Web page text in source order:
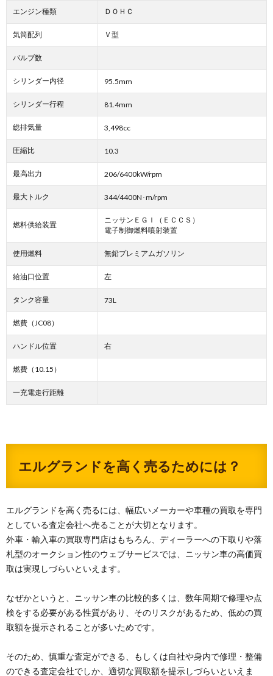
エンジン種類 ＤＯＨＣ
気筒配列 Ｖ型
バルブ数
シリンダー内径 95.5mm
シリンダー行程 81.4mm
総排気量 3,498cc
圧縮比 10.3
最高出力 206/6400kW/rpm
最大トルク 344/4400N･m/rpm
燃料供給装置
ニッサンＥＧＩ（ＥＣＣＳ）
電子制御燃料噴射装置
使用燃料 無鉛プレミアムガソリン
給油口位置 左
タンク容量 73L
燃費（JC08）
ハンドル位置 右
燃費（10.15）
一充電走行距離
エルグランドを高く売るためには？
エルグランドを高く売るには、幅広いメーカーや車種の買取を専門
としている査定会社へ売ることが大切となります。
外車・輸入車の買取専門店はもちろん、ディーラーへの下取りや落
札型のオークション性のウェブサービスでは、ニッサン車の高価買
取は実現しづらいといえます。
なぜかというと、ニッサン車の比較的多くは、数年周期で修理や点
検をする必要がある性質があり、そのリスクがあるため、低めの買
取額を提示されることが多いためです。
そのため、慎重な査定ができる、もしくは自社や身内で修理・整備
のできる査定会社でしか、適切な買取額を提示しづらいといえま